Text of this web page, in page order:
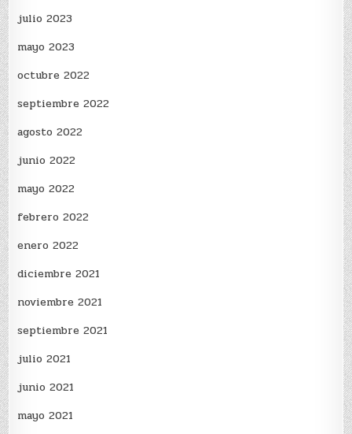
julio 2023
mayo 2023
octubre 2022
septiembre 2022
agosto 2022
junio 2022
mayo 2022
febrero 2022
enero 2022
diciembre 2021
noviembre 2021
septiembre 2021
julio 2021
junio 2021
mayo 2021